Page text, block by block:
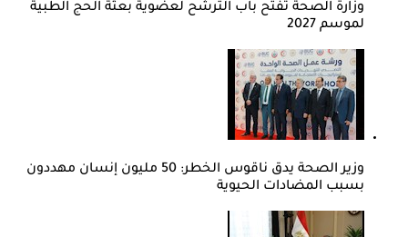
وزارة الصحة تفتح باب الترشح لعضوية بعثة الحج الطبية
لموسم 2027
وزير الصحة يدق ناقوس الخطر: 50 مليون إنسان مهددون
بسبب المضادات الحيوية